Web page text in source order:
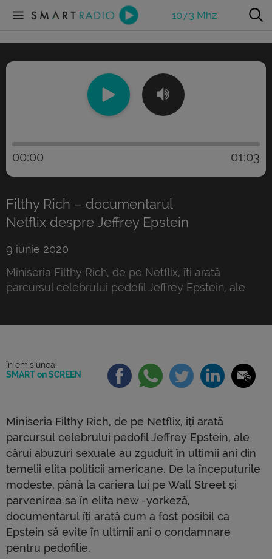
107.3 Mhz
00:00 01:03
Filthy Rich – documentarul
Netflix despre Jeffrey Epstein
9 iunie 2020
Miniseria Filthy Rich, de pe Netflix, îți arată
parcursul celebrului pedofil Jeffrey Epstein, ale
îți arată cum a fost posibil ca Epstein să […]
în emisiunea:
SMART on SCREEN
Miniseria Filthy Rich, de pe Netflix, îți arată
parcursul celebrului pedofil Jeffrey Epstein, ale
cărui abuzuri sexuale au zguduit în ultimii ani din
temelii elita politicii americane. De la începuturile
modeste, până la cariera lui pe Wall Street și
parvenirea sa în elita new -yorkeză,
documentarul îți arată cum a fost posibil ca
Epstein să evite în ultimii ani o condamnare
pentru pedofilie.